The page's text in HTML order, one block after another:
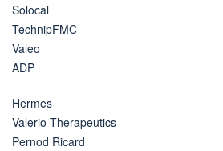
Solocal
TechnipFMC
Valeo
ADP
Hermes
Valerio Therapeutics
Pernod Ricard